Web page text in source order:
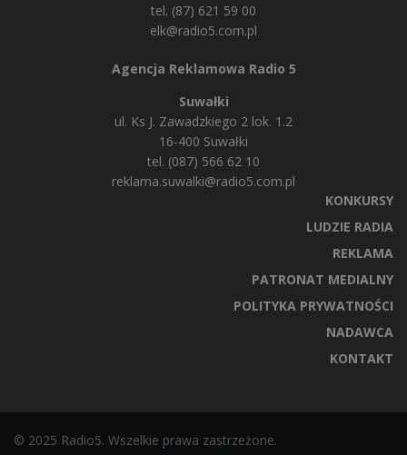
tel. (87) 621 59 00
elk@radio5.com.pl
Agencja Reklamowa Radio 5
Suwałki
ul. Ks J. Zawadzkiego 2 lok. 1.2
16-400 Suwałki
tel. (087) 566 62 10
reklama.suwalki@radio5.com.pl
KONKURSY
LUDZIE RADIA
REKLAMA
PATRONAT MEDIALNY
POLITYKA PRYWATNOŚCI
NADAWCA
KONTAKT
© 2025 Radio5. Wszelkie prawa zastrzeżone.